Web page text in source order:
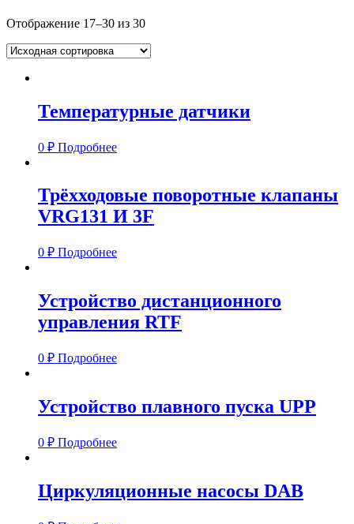
Отображение 17–30 из 30
Температурные датчики
0 ₽ Подробнее
Трёхходовые поворотные клапаны
VRG131 И 3F
0 ₽ Подробнее
Устройство дистанционного
управления RTF
0 ₽ Подробнее
Устройство плавного пуска UPP
0 ₽ Подробнее
Циркуляционные насосы DAB